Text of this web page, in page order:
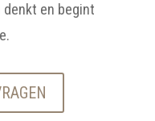
en begint